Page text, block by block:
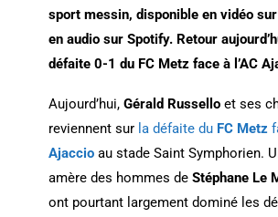
sport messin, disponible en vidéo
en audio sur Spotify. Retour
défaite 0-1 du FC Metz face à l’AC
Aujourd’hui, Gérald Russelloet ses
reviennent sur la défaite du FC Metz
Ajaccioau stade Saint Symphorien.
amère des hommes de Stéphane Le
ont pourtant largement dominé les